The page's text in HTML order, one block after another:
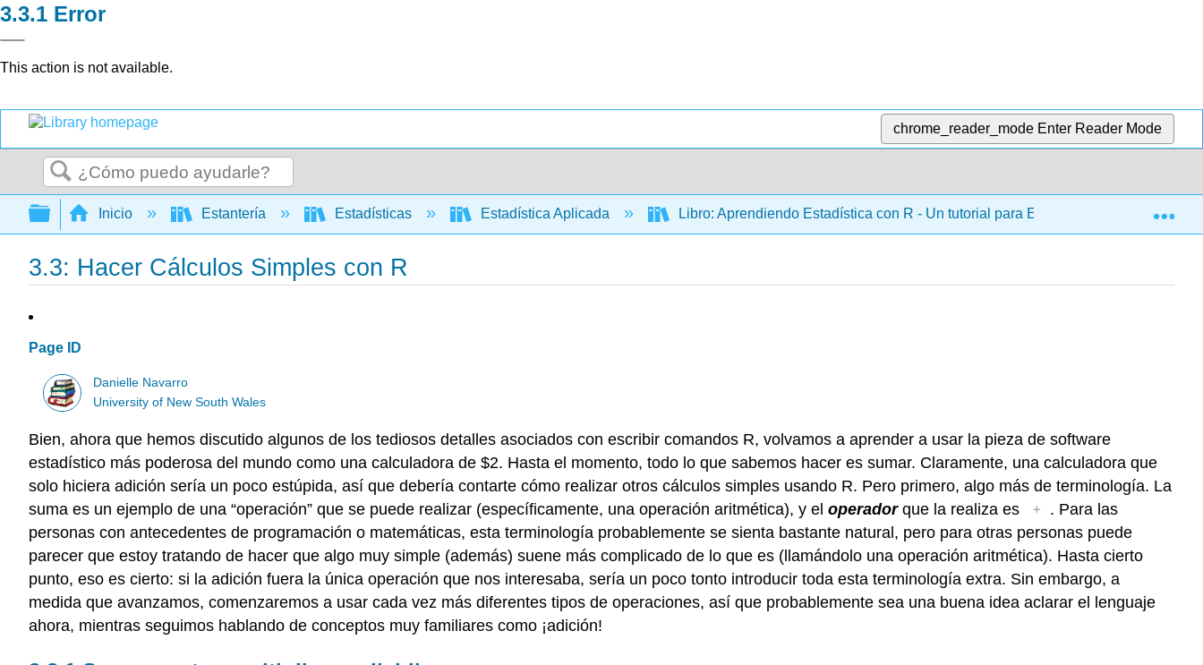
Error
This action is not available.
chrome_reader_mode Enter Reader Mode
Buscar
Expandir/contraer jerarquía global
Inicio Estantería Estadísticas Estadística Aplicada Libro: Aprendiendo Estadística con R - Un tutorial para Estudiantes de Psicología
3.3: Hacer Cálculos Simples con R
Page ID
Danielle Navarro
University of New South Wales
Bien, ahora que hemos discutido algunos de los tediosos detalles asociados con escribir comandos R, volvamos a aprender a usar la pieza de software
estadístico más poderosa del mundo como una calculadora de $2. Hasta el momento, todo lo que sabemos hacer es sumar. Claramente, una calculadora que
solo hiciera adición sería un poco estúpida, así que debería contarte cómo realizar otros cálculos simples usando R. Pero primero, algo más de terminología. La
suma es un ejemplo de una “operación” que se puede realizar (específicamente, una operación aritmética), y el operadorque la realiza es + . Para las
personas con antecedentes de programación o matemáticas, esta terminología probablemente se sienta bastante natural, pero para otras personas puede
parecer que estoy tratando de hacer que algo muy simple (además) suene más complicado de lo que es (llamándolo una operación aritmética). Hasta cierto
punto, eso es cierto: si la adición fuera la única operación que nos interesaba, sería un poco tonto introducir toda esta terminología extra. Sin embargo, a
medida que avanzamos, comenzaremos a usar cada vez más diferentes tipos de operaciones, así que probablemente sea una buena idea aclarar el lenguaje
ahora, mientras seguimos hablando de conceptos muy familiares como ¡adición!